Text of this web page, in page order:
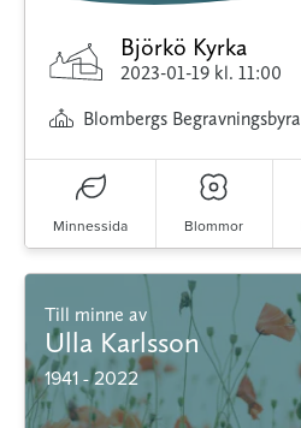
Björkö Kyrka
2023-01-19 kl. 11:00
Blombergs Begravningsbyra
Minnessida Blommor
Till minne av
Ulla Karlsson
1941 - 2022